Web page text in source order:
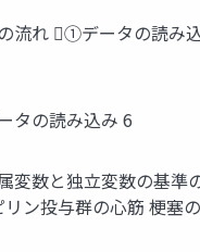
流れ ①データの読
タの読み込み 6
数と独立変数の基準
ン投与群の心筋 梗